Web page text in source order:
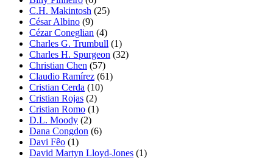
C.H. Makintosh (25)
César Albino (9)
Cézar Coneglian (4)
Charles G. Trumbull (1)
Charles H. Spurgeon (32)
Christian Chen (57)
Claudio Ramírez (61)
Cristian Cerda (10)
Cristian Rojas (2)
Cristian Romo (1)
D.L. Moody (2)
Dana Congdon (6)
Davi Fêo (1)
David Martyn Lloyd-Jones (1)